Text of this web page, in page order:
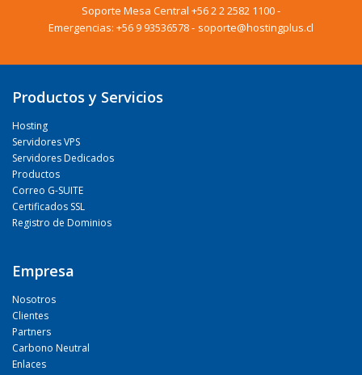
Soporte Mesa Central +56 2 2 2582 1100-
Emergencias: +56 9 93536578- soporte@hostingplus.cl
Productos y Servicios
Hosting
Servidores VPS
Servidores Dedicados
Productos
Correo G-SUITE
Certificados SSL
Registro de Dominios
Empresa
Nosotros
Clientes
Partners
Carbono Neutral
Enlaces